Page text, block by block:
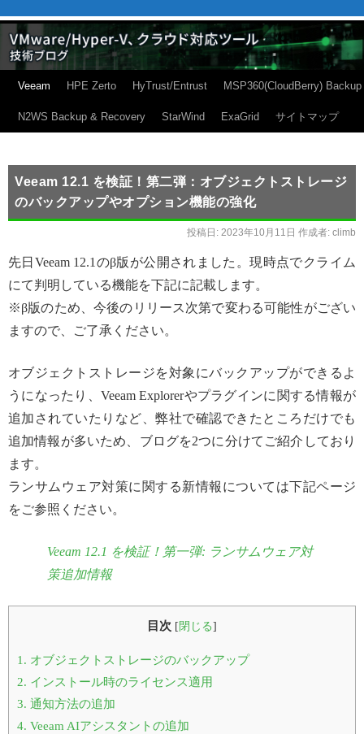
Veeam HPE Zerto HyTrust/Entrust MSP360(CloudBerry) Backup
N2WS Backup & Recovery StarWind ExaGrid サイトマップ
Veeam 12.1 を検証！第二弾：オブジェクトストレージ
のバックアップやオプション機能の強化
投稿日: 2023年10月11日 作成者: climb
先日Veeam 12.1のβ版が公開されました。現時点でクライム
にて判明している機能を下記に記載します。
※β版のため、今後のリリース次第で変わる可能性がござい
ますので、ご了承ください。
オブジェクトストレージを対象にバックアップができるよ
うになったり、Veeam Explorerやプラグインに関する情報が
追加されていたりなど、弊社で確認できたところだけでも
追加情報が多いため、ブログを2つに分けてご紹介しており
ます。
ランサムウェア対策に関する新情報については下記ページ
をご参照ください。
Veeam 12.1 を検証！第一弾: ランサムウェア対
策追加情報
目次 [ 閉じる]
1. オブジェクトストレージのバックアップ
2. インストール時のライセンス適用
3. 通知方法の追加
4. Veeam AIアシスタントの追加